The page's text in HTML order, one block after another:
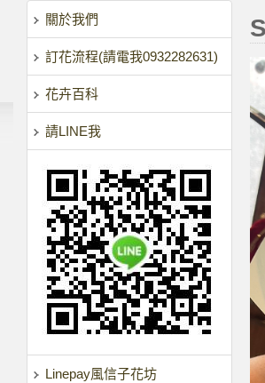
關於我們
訂花流程(請電我0932282631)
花卉百科
請LINE我
Linepay風信子花坊